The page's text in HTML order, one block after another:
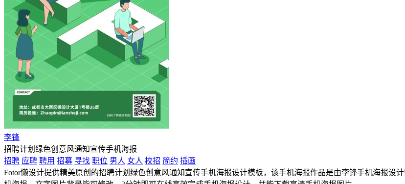
李锋
招聘计划绿色创意风通知宣传手机海报
招聘 应聘 聘用 招募 寻找 职位 男人 女人 校招 简约 插画
Fotor懒设计提供精美原创的招聘计划绿色创意风通知宣传手机海报设计模板，该手机海报作品是由李锋手机海报设